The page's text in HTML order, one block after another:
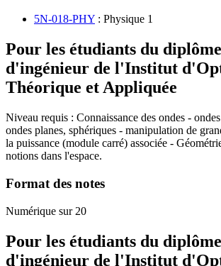
5N-018-PHY : Physique 1
Pour les étudiants du diplôme
d'ingénieur de l'Institut
Théorique et Appliquée
Niveau requis : Connaissance des ondes -
ondes planes, sphériques - manipulation de
la puissance (module carré) associée -
notions dans l'espace.
Format des notes
Numérique sur 20
Pour les étudiants du diplôme
d'ingénieur de l'Institut